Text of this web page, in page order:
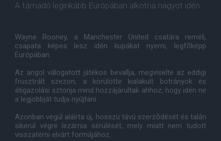
A támadó leginkább Európában alkotna nagyot idén.
Wayne Rooney, a Manchester United csatára reméli,
csapata képes lesz idén kupákat nyerni, legfõképp
Európában.
Az angol válogatott játékos bevallja, megviselte az eddigi
frusztrált szezon, a körülötte kialakult botrányok és
átigazolási sztorija mind hozzájárultak ahhoz, hogy idén ne
a legjobbját tudja nyújtani.
Azonban végül aláírta új, hosszú távú szerzõdését és talán
sikerül végre lezárnia sérülését, mely miatt nem tudott
visszatérni elvárt formájához.